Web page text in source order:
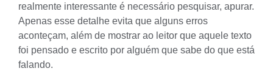
realmente interessante é necessário pesquisar, apurar.
Apenas esse detalhe evita que alguns erros
aconteçam, além de mostrar ao leitor que aquele texto
foi pensado e escrito por alguém que sabe do que está
falando.